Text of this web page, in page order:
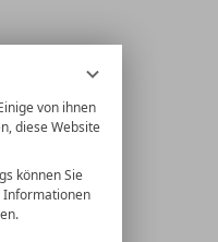
von ihnen
diese Website
können Sie
Informationen